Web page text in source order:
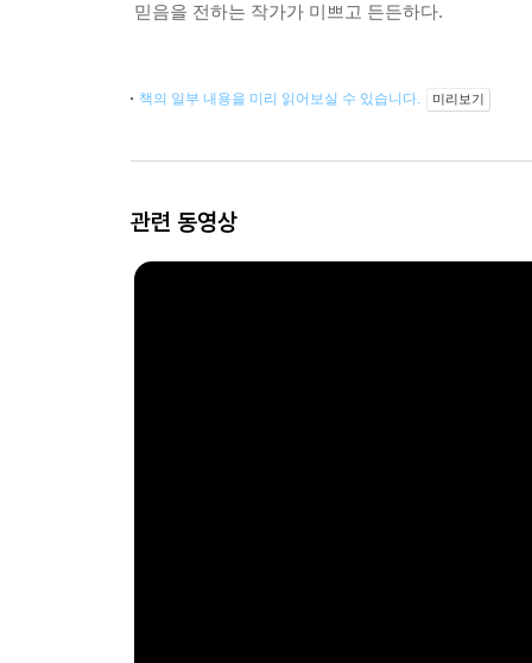
믿음을 전하는 작가가 미쁘고 든든하다.
책의 일부 내용을 미리 읽어보실 수 있습니다. 미리보기
관련 동영상